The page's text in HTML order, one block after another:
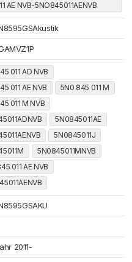
AE NVB-5NO845011AENVB
011 AD NVB
011 AE NVB
5N0 845 011 M
011 M NVB
5N0845011AE
5N0845011J
5N0845011MNVB
011 AE NVB
2011-